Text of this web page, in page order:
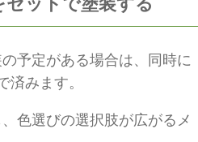
予定がある場合は、同時に
済みます。
色選びの選択肢が広がるメ